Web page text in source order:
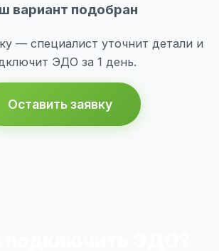
вариант подобран
— специалист уточнит детали и
ЭДО за 1 день.
Оставить заявку